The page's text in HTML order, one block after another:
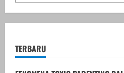
TERBARU